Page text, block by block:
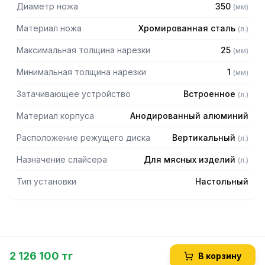
— Загрузочный лоток 430х300 мм
— Диаметр нарезаемого продукта до 240 мм
Комплектация:
— Инструмент для снятия лезвия
Диаметр ножа 350 (мм)
Материал ножа Хромированная сталь (л.)
Максимальная толщина нарезки 25 (мм)
Минимальная толщина нарезки 1 (мм)
Затачивающее устройство Встроенное (л.)
Материал корпуса Анодированный алюминий
Расположение режущего диска Вертикальный (л.)
Назначение слайсера Для мясных изделий (л.)
Тип установки Настольный
2 126 100 тг В корзину